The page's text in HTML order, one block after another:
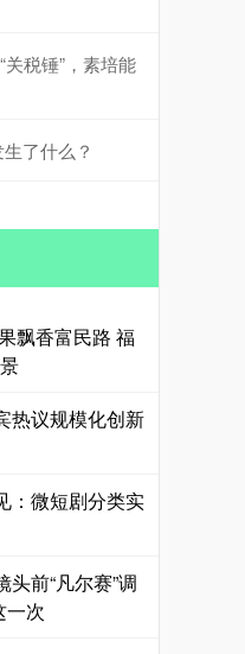
关税锤”，素培能
了什么？
飘香富民路 福
热议规模化创新
：微短剧分类实
前“凡尔赛”调
一次